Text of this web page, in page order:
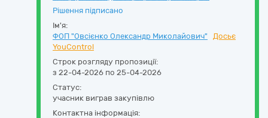
Рішення підписано
Ім'я:
ФОП "Овсієнко Олександр Миколайович"
Досьє
YouControl
Строк розгляду пропозиції:
з 22-04-2026 по 25-04-2026
Статус:
учасник виграв закупівлю
Контактна інформація: